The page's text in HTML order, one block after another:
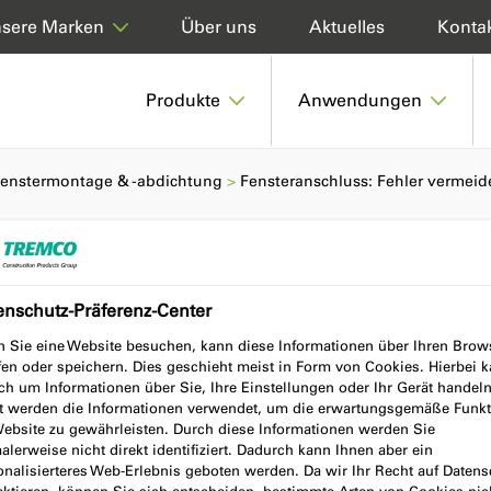
Produkte Anwendungen
Über uns Aktuelles
Marken
vermeiden
machen. Zu lernen, wie es
& -abdichtung Fensteranschluss: Fehler
Präferenz-Center
Sie eine Website besuchen, kann diese Informationen über Ihren
oder speichern. Dies geschieht meist in Form von Cookies. Hierbei
um Informationen über Sie, Ihre Einstellungen oder Ihr Gerät
werden die Informationen verwendet, um die erwartungsgemäße
zu gewährleisten. Durch diese Informationen werden Sie
nicht direkt identifiziert. Dadurch kann Ihnen aber ein
Web-Erlebnis geboten werden. Da wir Ihr Recht auf